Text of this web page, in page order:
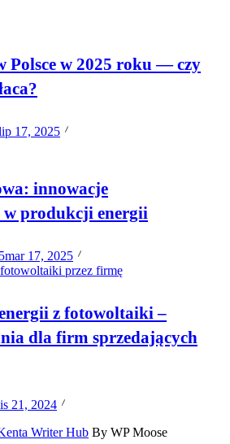
Polsce w 2025 roku — czy
17, 2025
innowacje
w produkcji energii
mar 17, 2025
z fotowoltaiki –
dla firm sprzedających
21, 2024
Writer Hub By WP Moose